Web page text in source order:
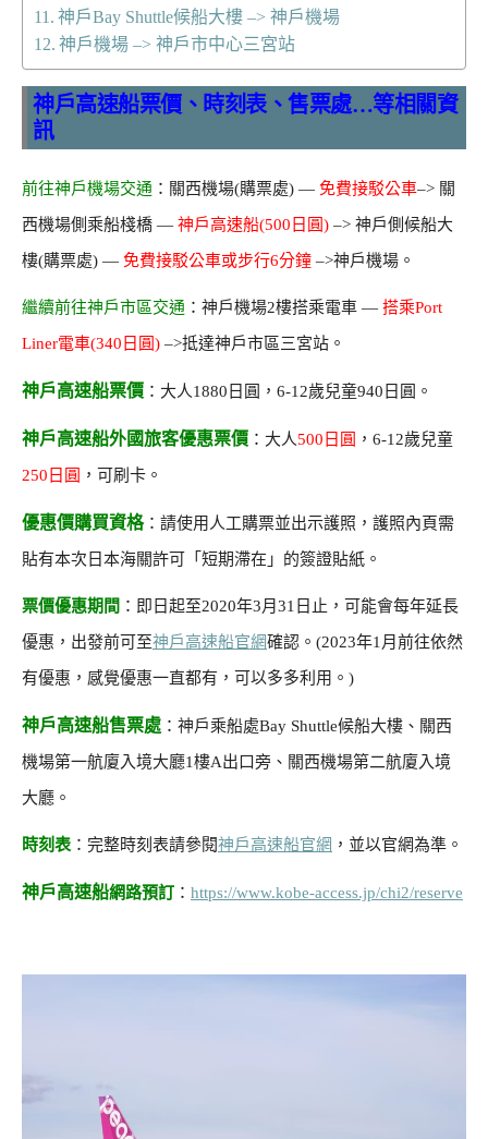
神戶Bay Shuttle候船大樓 –> 神戶機場
神戶機場 –> 神戶市中心三宮站
神戶高速船票價、時刻表、售票處…等相關資
訊
前往神戶機場交通 ：關西機場(購票處) — 免費接駁公車–> 關
西機場側乘船棧橋 — 神戶高速船(500日圓) –> 神戶側候船大
樓(購票處) — 免費接駁公車或步行6分鐘 –>神戶機場。
繼續前往神戶市區交通 ：神戶機場2樓搭乘電車 — 搭乘Port
Liner電車(340日圓) –>抵達神戶市區三宮站。
神戶高速船票價 ：大人1880日圓，6-12歲兒童940日圓。
神戶高速船外國旅客優惠票價 ：大人500日圓 ，6-12歲兒童
250日圓 ，可刷卡。
優惠價購買資格：請使用人工購票並出示護照，護照內頁需
貼有本次日本海關許可「短期滯在」的簽證貼紙。
票價優惠期間 ：即日起至2020年3月31日止，可能會每年延長
優惠，出發前可至神戶高速船官網確認。(2023年1月前往依然
有優惠，感覺優惠一直都有，可以多多利用。)
神戶高速船售票處 ：神戶乘船處Bay Shuttle候船大樓、關西
機場第一航廈入境大廳1樓A出口旁、關西機場第二航廈入境
大廳。
時刻表：完整時刻表請參閱神戶高速船官網 ，並以官網為準。
神戶高速船網路預訂 ： https://www.kobe-access.jp/chi2/reserve